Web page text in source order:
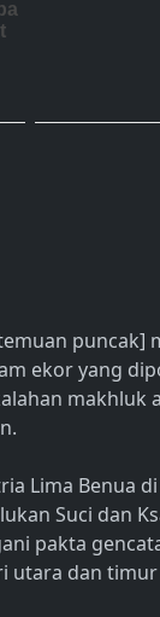
puncak]
ekor yang
makhluk
Lima Benua
Suci dan
pakta
utara dan